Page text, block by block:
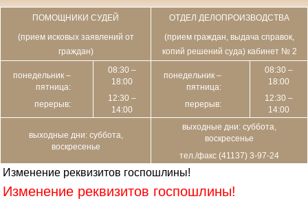
ПОМОЩНИКИ СУДЕЙ
(прием исковых заявлений от
граждан)
ОТДЕЛ ДЕЛОПРОИЗВОДСТВА
(прием граждан, выдача справок,
копий решений суда) кабинет № 2
понедельник –
пятница:
перерыв:
08:30 –
18:00
12:30 –
14:00
понедельник –
пятница:
перерыв:
08:30 –
18:00
12:30 –
14:00
выходные дни: суббота,
воскресенье
выходные дни: суббота,
воскресенье
тел./факс (41137) 3-97-24
Изменение реквизитов госпошлины!
Изменение реквизитов госпошлины!